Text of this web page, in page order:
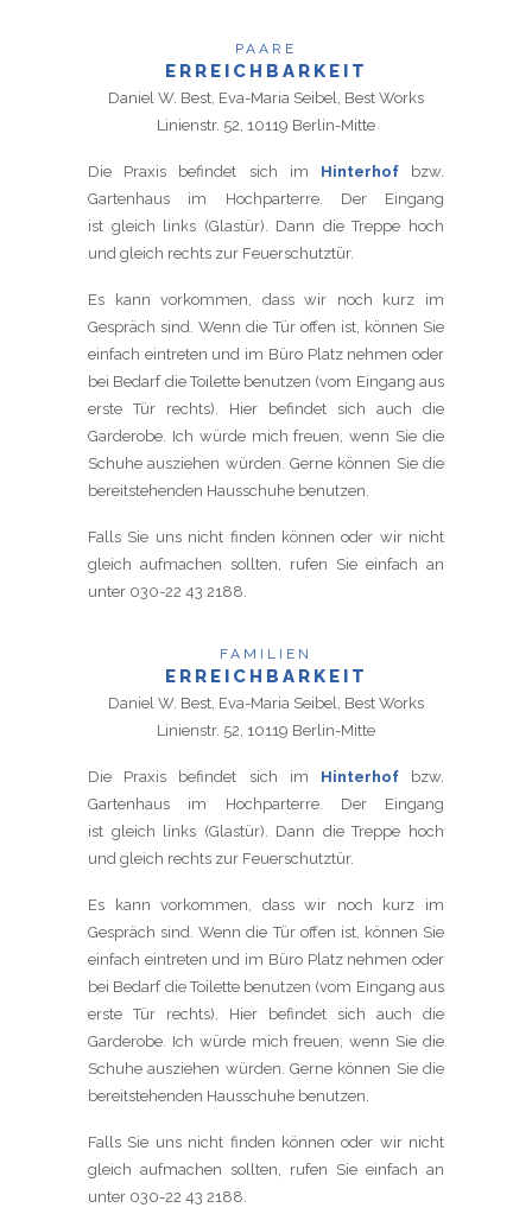
PAARE
ERREICHBARKEIT
Daniel W. Best, Eva-Maria Seibel, Best Works
Linienstr. 52, 10119 Berlin-Mitte
Die Praxis befindet sich im Hinterhofbzw.
Gartenhaus im Hochparterre. Der Eingang
ist gleich links (Glastür). Dann die Treppe hoch
und gleich rechts zur Feuerschutztür.
Es kann vorkommen, dass wir noch kurz im
Gespräch sind. Wenn die Tür offen ist, können Sie
einfach eintreten und im Büro Platz nehmen oder
bei Bedarf die Toilette benutzen (vom Eingang aus
erste Tür rechts). Hier befindet sich auch die
Garderobe. Ich würde mich freuen, wenn Sie die
Schuhe ausziehen würden. Gerne können Sie die
bereitstehenden Hausschuhe benutzen.
Falls Sie uns nicht finden können oder wir nicht
gleich aufmachen sollten, rufen Sie einfach an
unter 030-22 43 2188.
FAMILIEN
ERREICHBARKEIT
Daniel W. Best, Eva-Maria Seibel, Best Works
Linienstr. 52, 10119 Berlin-Mitte
Die Praxis befindet sich im Hinterhofbzw.
Gartenhaus im Hochparterre. Der Eingang
ist gleich links (Glastür). Dann die Treppe hoch
und gleich rechts zur Feuerschutztür.
Es kann vorkommen, dass wir noch kurz im
Gespräch sind. Wenn die Tür offen ist, können Sie
einfach eintreten und im Büro Platz nehmen oder
bei Bedarf die Toilette benutzen (vom Eingang aus
erste Tür rechts). Hier befindet sich auch die
Garderobe. Ich würde mich freuen, wenn Sie die
Schuhe ausziehen würden. Gerne können Sie die
bereitstehenden Hausschuhe benutzen.
Falls Sie uns nicht finden können oder wir nicht
gleich aufmachen sollten, rufen Sie einfach an
unter 030-22 43 2188.